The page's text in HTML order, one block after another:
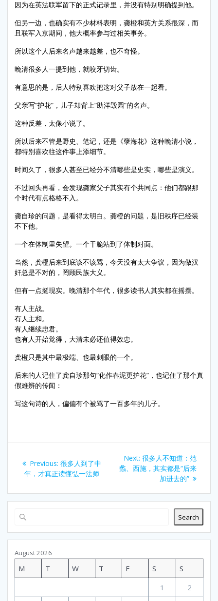
因为在英法联军留下的正式记录里，并没有特别明确提到他。
但另一边，也确实有不少材料表明，龚橙和英方关系很深，而
且联军入京期间，他大概率参与过相关事务。
所以这个人后来名声越来越差，也不奇怪。
晚清很多人一提到他，就咬牙切齿。
有意思的是，后人特别喜欢把这对父子放在一起看。
父亲写“护花”，儿子却背上“助洋毁园”的名声。
这种反差，太像小说了。
所以后来不管是野史、笔记，还是《孽海花》这种晚清小说，
都特别喜欢往这件事上添细节。
时间久了，很多人甚至已经分不清哪些是史实，哪些是演义。
不过回头再看，会发现龚家父子其实有个共同点：他们都跟那
个时代有点格格不入。
龚自珍的问题，是看得太明白。龚橙的问题，是旧秩序已经装
不下他。
一个在体制里失望。一个干脆站到了体制对面。
当然，龚橙后来到底该不该骂，今天没有太大争议，因为做汉
奸总是不对的，罔顾民族大义。
但有一点挺现实。晚清那个年代，很多读书人其实都在摇摆。
有人主战。
有人主和。
有人继续忠君。
也有人开始觉得，大清未必还值得效忠。
龚橙只是其中最极端、也最刺眼的一个。
后来的人记住了龚自珍那句“化作春泥更护花”，也记住了那个真
假难辨的传闻：
写这句诗的人，偏偏有个被骂了一百多年的儿子。
navigation
Previous: Previous
post:
很多人到了中
年，才真正读懂弘一法师
Next: Next
post:
很多人不知道：范
蠡、西施，其实都是“后来
加进去的”
Search
August 2026
M T W T F S
S
1
2